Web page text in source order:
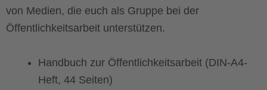
von Medien, die euch als Gruppe bei der
Öffentlichkeitsarbeit unterstützen.
Handbuch zur Öffentlichkeitsarbeit (DIN-A4-
Heft, 44 Seiten)